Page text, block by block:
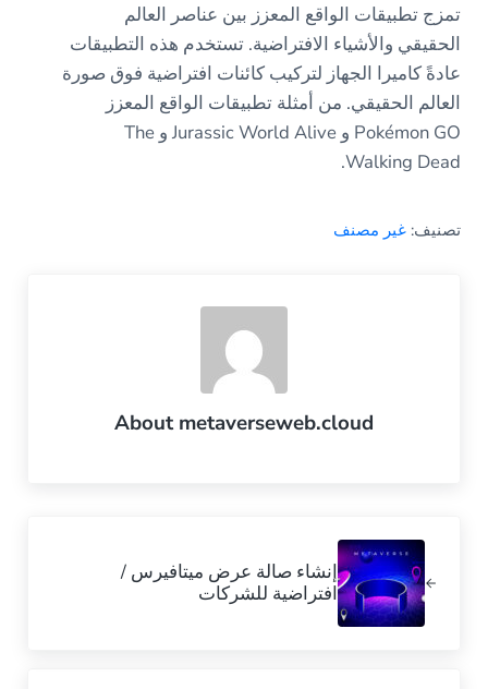
تمزج تطبيقات الواقع المعزز بين عناصر العالم
الحقيقي والأشياء الافتراضية. تستخدم هذه التطبيقات
عادةً كاميرا الجهاز لتركيب كائنات افتراضية فوق صورة
العالم الحقيقي. من أمثلة تطبيقات الواقع المعزز
Pokémon GO و Jurassic World Alive و The
Walking Dead.
تصنيف: غير مصنف
Aboutmetaverseweb.cloud
إنشاء صالة عرض ميتافيرس /
افتراضية للشركات